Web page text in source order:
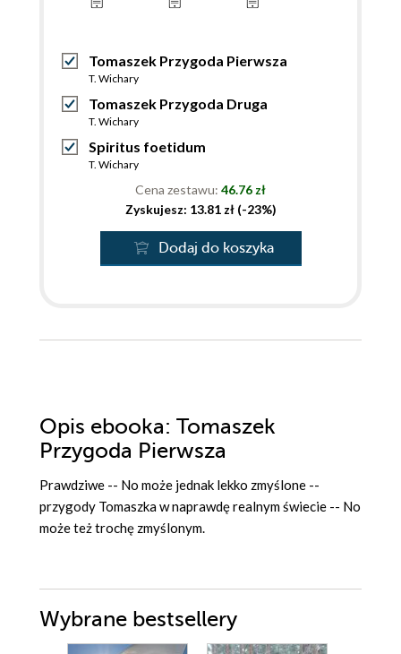
Tomaszek Przygoda Pierwsza
T. Wichary
Tomaszek Przygoda Druga
T. Wichary
Spiritus foetidum
T. Wichary
Cena zestawu: 46.76 zł
Zyskujesz: 13.81 zł (-23%)
Dodaj do koszyka
Opis ebooka: Tomaszek
Przygoda Pierwsza
Prawdziwe -- No może jednak lekko zmyślone --
przygody Tomaszka w naprawdę realnym świecie -- No
może też trochę zmyślonym.
Wybrane bestsellery